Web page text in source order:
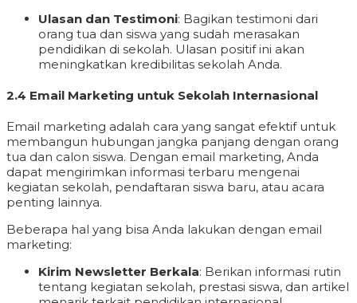
Ulasan dan Testimoni: Bagikan testimoni dari
orang tua dan siswa yang sudah merasakan
pendidikan di sekolah. Ulasan positif ini akan
meningkatkan kredibilitas sekolah Anda.
2.4 Email Marketing untuk Sekolah Internasional
Email marketing adalah cara yang sangat efektif untuk
membangun hubungan jangka panjang dengan orang
tua dan calon siswa. Dengan email marketing, Anda
dapat mengirimkan informasi terbaru mengenai
kegiatan sekolah, pendaftaran siswa baru, atau acara
penting lainnya.
Beberapa hal yang bisa Anda lakukan dengan email
marketing:
Kirim Newsletter Berkala: Berikan informasi rutin
tentang kegiatan sekolah, prestasi siswa, dan artikel